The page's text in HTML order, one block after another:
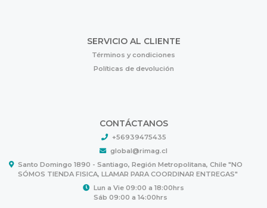
SERVICIO AL CLIENTE
Términos y condiciones
Políticas de devolución
CONTÁCTANOS
+56939475435
global@rimag.cl
Santo Domingo 1890 - Santiago, Región Metropolitana, Chile "NO
SÓMOS TIENDA FISICA, LLAMAR PARA COORDINAR ENTREGAS"
Lun a Vie 09:00 a 18:00hrs
Sáb 09:00 a 14:00hrs